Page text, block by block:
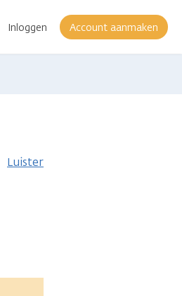
Inloggen Account aanmaken
Luister